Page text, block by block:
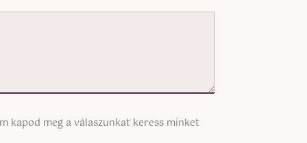
kapod meg a válaszunkat keress minket